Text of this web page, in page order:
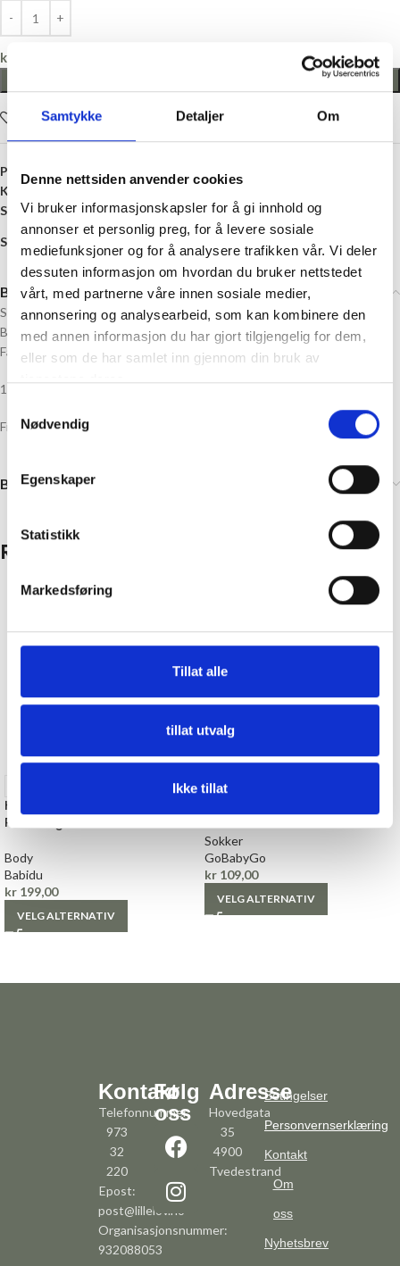
Samtykke Detaljer Om
Denne nettsiden anvender cookies
Vi bruker informasjonskapsler for å gi innhold og
annonser et personlig preg, for å levere sosiale
mediefunksjoner og for å analysere trafikken vår. Vi deler
dessuten informasjon om hvordan du bruker nettstedet
vårt, med partnerne våre innen sosiale medier,
annonsering og analysearbeid, som kan kombinere den
med annen informasjon du har gjort tilgjengelig for dem,
eller som de har samlet inn gjennom din bruk av
tjenestene deres.
Nødvendig
Egenskaper
Statistikk
Markedsføring
Tillat alle
tillat utvalg
Ikke tillat
kr
Legg i ønskelisten
Produktnummer: 8406258433046
Kategori:
Stikkord:20 millimeter, Bomull,Rød, Skråbånd
Share:
Beskrivelse
Skråbånd i bomull
Bredde: 20 mm
Farge: Rød
1 stk = 1 meter
Fiber: 100% Bomull
Brand
Relaterte produkter
Hvit Langermet Body med
Polokrage
Body
Babidu
kr 199,00
VELG ALTERNATIV
27-30
Sokker
GoBabyGo
kr 109,00
VELG ALTERNATIV
Kontakt
Telefonnummer:
973
32
220
Epost:
post@lillelov.no
Organisasjonsnummer:
932088053
Følg
oss
Adresse
Hovedgata
35
4900
Tvedestrand
Betingelser
Personvernserklæring
Kontakt
Om
oss
Nyhetsbrev